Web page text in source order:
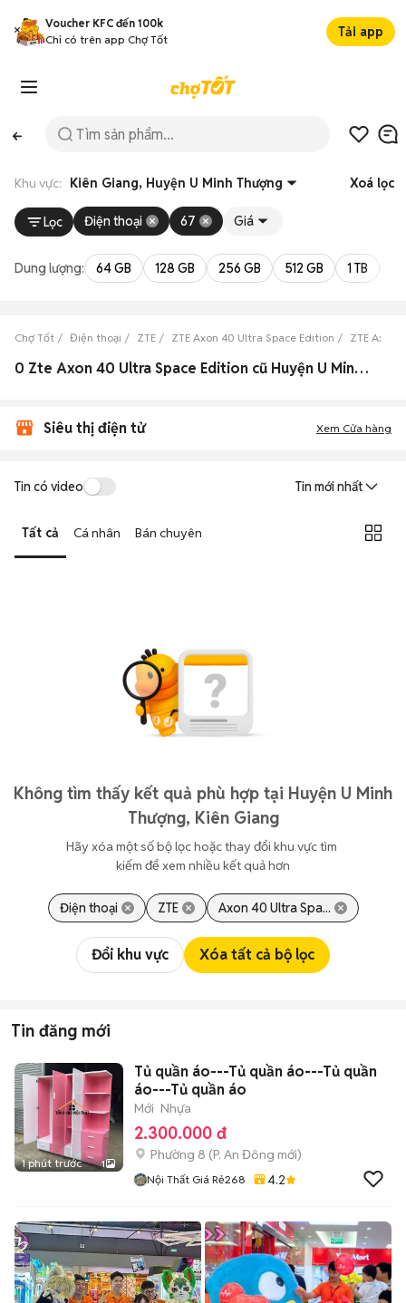
Voucher KFC đến 100k
Chỉ có trên app Chợ Tốt
Tải app
Khu vực: Kiên Giang, Huyện U Minh Thượng Xoá lọc
Lọc Điện thoại 67 Giá
Dung lượng: 64 GB 128 GB 256 GB 512 GB 1 TB
Chợ Tốt Điện thoại ZTE ZTE Axon 40 Ultra Space Edition ZTE Axon
0 Zte Axon 40 Ultra Space Edition cũ Huyện U Minh Thượng, Kiên Giang đẹp
Siêu thị điện tử Xem Cửa hàng
Tin có video Tin mới nhất
Tất cả Cá nhân Bán chuyên
Không tìm thấy kết quả phù hợp tại Huyện U Minh
Thượng, Kiên Giang
Hãy xóa một số bộ lọc hoặc thay đổi khu vực tìm
kiếm để xem nhiều kết quả hơn
Điện thoại ZTE Axon 40 Ultra Spa...
Đổi khu vực Xóa tất cả bộ lọc
Tin đăng mới
1 phút trước 1
Tủ quần áo---Tủ quần áo---Tủ quần
áo---Tủ quần áo
Mới Nhựa
2.300.000 đ
Phường 8 (P. An Đông mới)
Nội Thất Giá Rẻ268 4.2